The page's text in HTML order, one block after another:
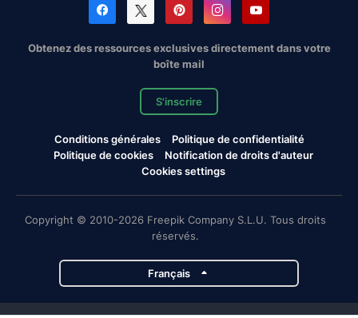
Obtenez des ressources exclusives directement dans votre
boîte mail
S'inscrire
Conditions générales
Politique de confidentialité
Politique de cookies
Notification de droits d'auteur
Cookies settings
Copyright © 2010-2026 Freepik Company S.L.U. Tous droits
réservés.
Français